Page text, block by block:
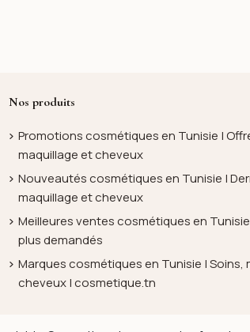
Nos produits
Promotions cosmétiques en Tunisie |
maquillage et cheveux
Nouveautés cosmétiques en Tunisie |
maquillage et cheveux
Meilleures ventes cosmétiques en
plus demandés
Marques cosmétiques en Tunisie | Soins,
cheveux | cosmetique.tn